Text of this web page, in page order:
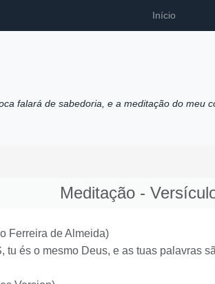
Início
falará de sabedoria, e a meditação do meu
Meditação -
Ferreira de Almeida)
tu és o mesmo Deus, e as tuas palavras